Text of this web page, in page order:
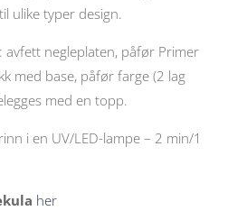
ulike typer design.
avfett negleplaten, påfør Primer
med base, påfør farge (2 lag
med en topp.
i en UV/LED-lampe – 2 min/1
her